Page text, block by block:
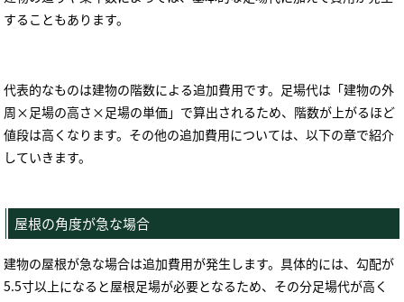
することもあります。
代表的なものは建物の階数による追加費用です。足場代は「建物の外
周× 足場の高さ × 足場の単価」で算出されるため、階数が上がるほど
値段は高くなります。その他の追加費用については、以下の章で紹介
していきます。
屋根の角度が急な場合
建物の屋根が急な場合は追加費用が発生します。具体的には、勾配が
5.5寸以上になると屋根足場が必要となるため、その分足場代が高く